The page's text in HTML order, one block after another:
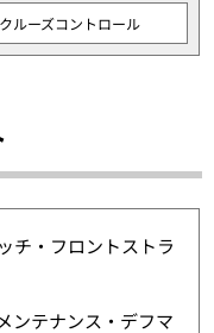
クルーズコントロール
チ・フロントストラ
ンテナンス・デフマ